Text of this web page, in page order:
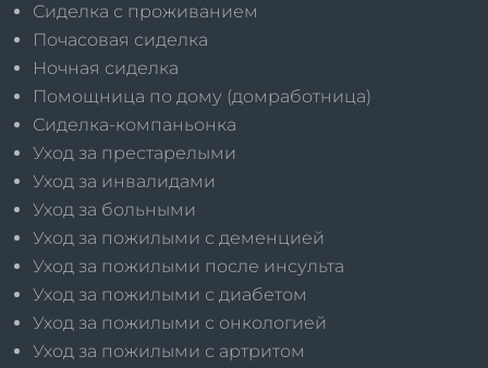
Сиделка с проживанием
Почасовая сиделка
Ночная сиделка
Помощница по дому (домработница)
Сиделка-компаньонка
Уход за престарелыми
Уход за инвалидами
Уход за больными
Уход за пожилыми с деменцией
Уход за пожилыми после инсульта
Уход за пожилыми с диабетом
Уход за пожилыми с онкологией
Уход за пожилыми с артритом